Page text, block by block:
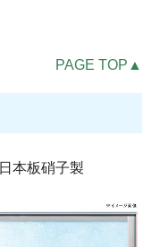
PAGE TOP▲
日本板硝子製